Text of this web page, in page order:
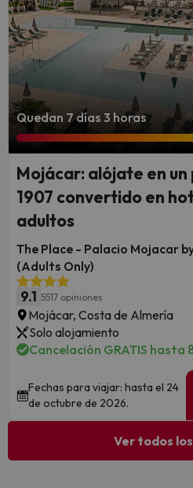
Quedan 7 días 3 horas
Mojácar: alójate en un
1907 convertido en
adultos
The Place - Palacio Mojacar
(Adults Only)
9.1 5517 opiniones
Mojácar, Costa de Almería
Solo alojamiento
Cancelación GRATIS hasta
Fechas para viajar: hasta el 24
de octubre de 2026.
Ver todos